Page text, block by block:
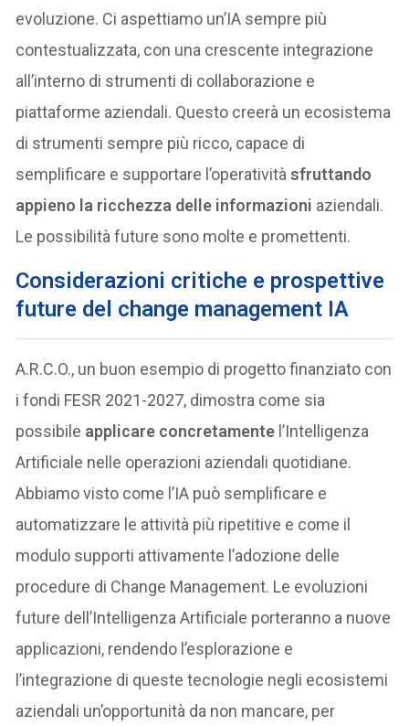
evoluzione. Ci aspettiamo un’IA sempre più
contestualizzata, con una crescente integrazione
all’interno di strumenti di collaborazione e
piattaforme aziendali. Questo creerà un ecosistema
di strumenti sempre più ricco, capace di
semplificare e supportare l’operativitàsfruttando
appieno la ricchezza delle informazioni aziendali.
Le possibilità future sono molte e promettenti.
Considerazioni critiche e prospettive
future del change management IA
A.R.C.O., un buon esempio di progetto finanziato con
i fondi FESR 2021-2027, dimostra come sia
possibile applicare concretamente l’Intelligenza
Artificiale nelle operazioni aziendali quotidiane.
Abbiamo visto come l’IA può semplificare e
automatizzare le attività più ripetitive e come il
modulo supporti attivamente l’adozione delle
procedure di Change Management. Le evoluzioni
future dell’Intelligenza Artificiale porteranno a nuove
applicazioni, rendendo l’esplorazione e
l’integrazione di queste tecnologie negli ecosistemi
aziendali un’opportunità da non mancare, per